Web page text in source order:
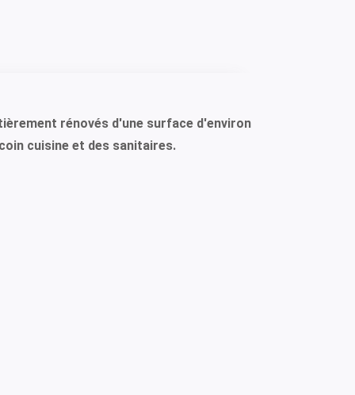
rénovés d'une surface d'environ
cuisine et des sanitaires.